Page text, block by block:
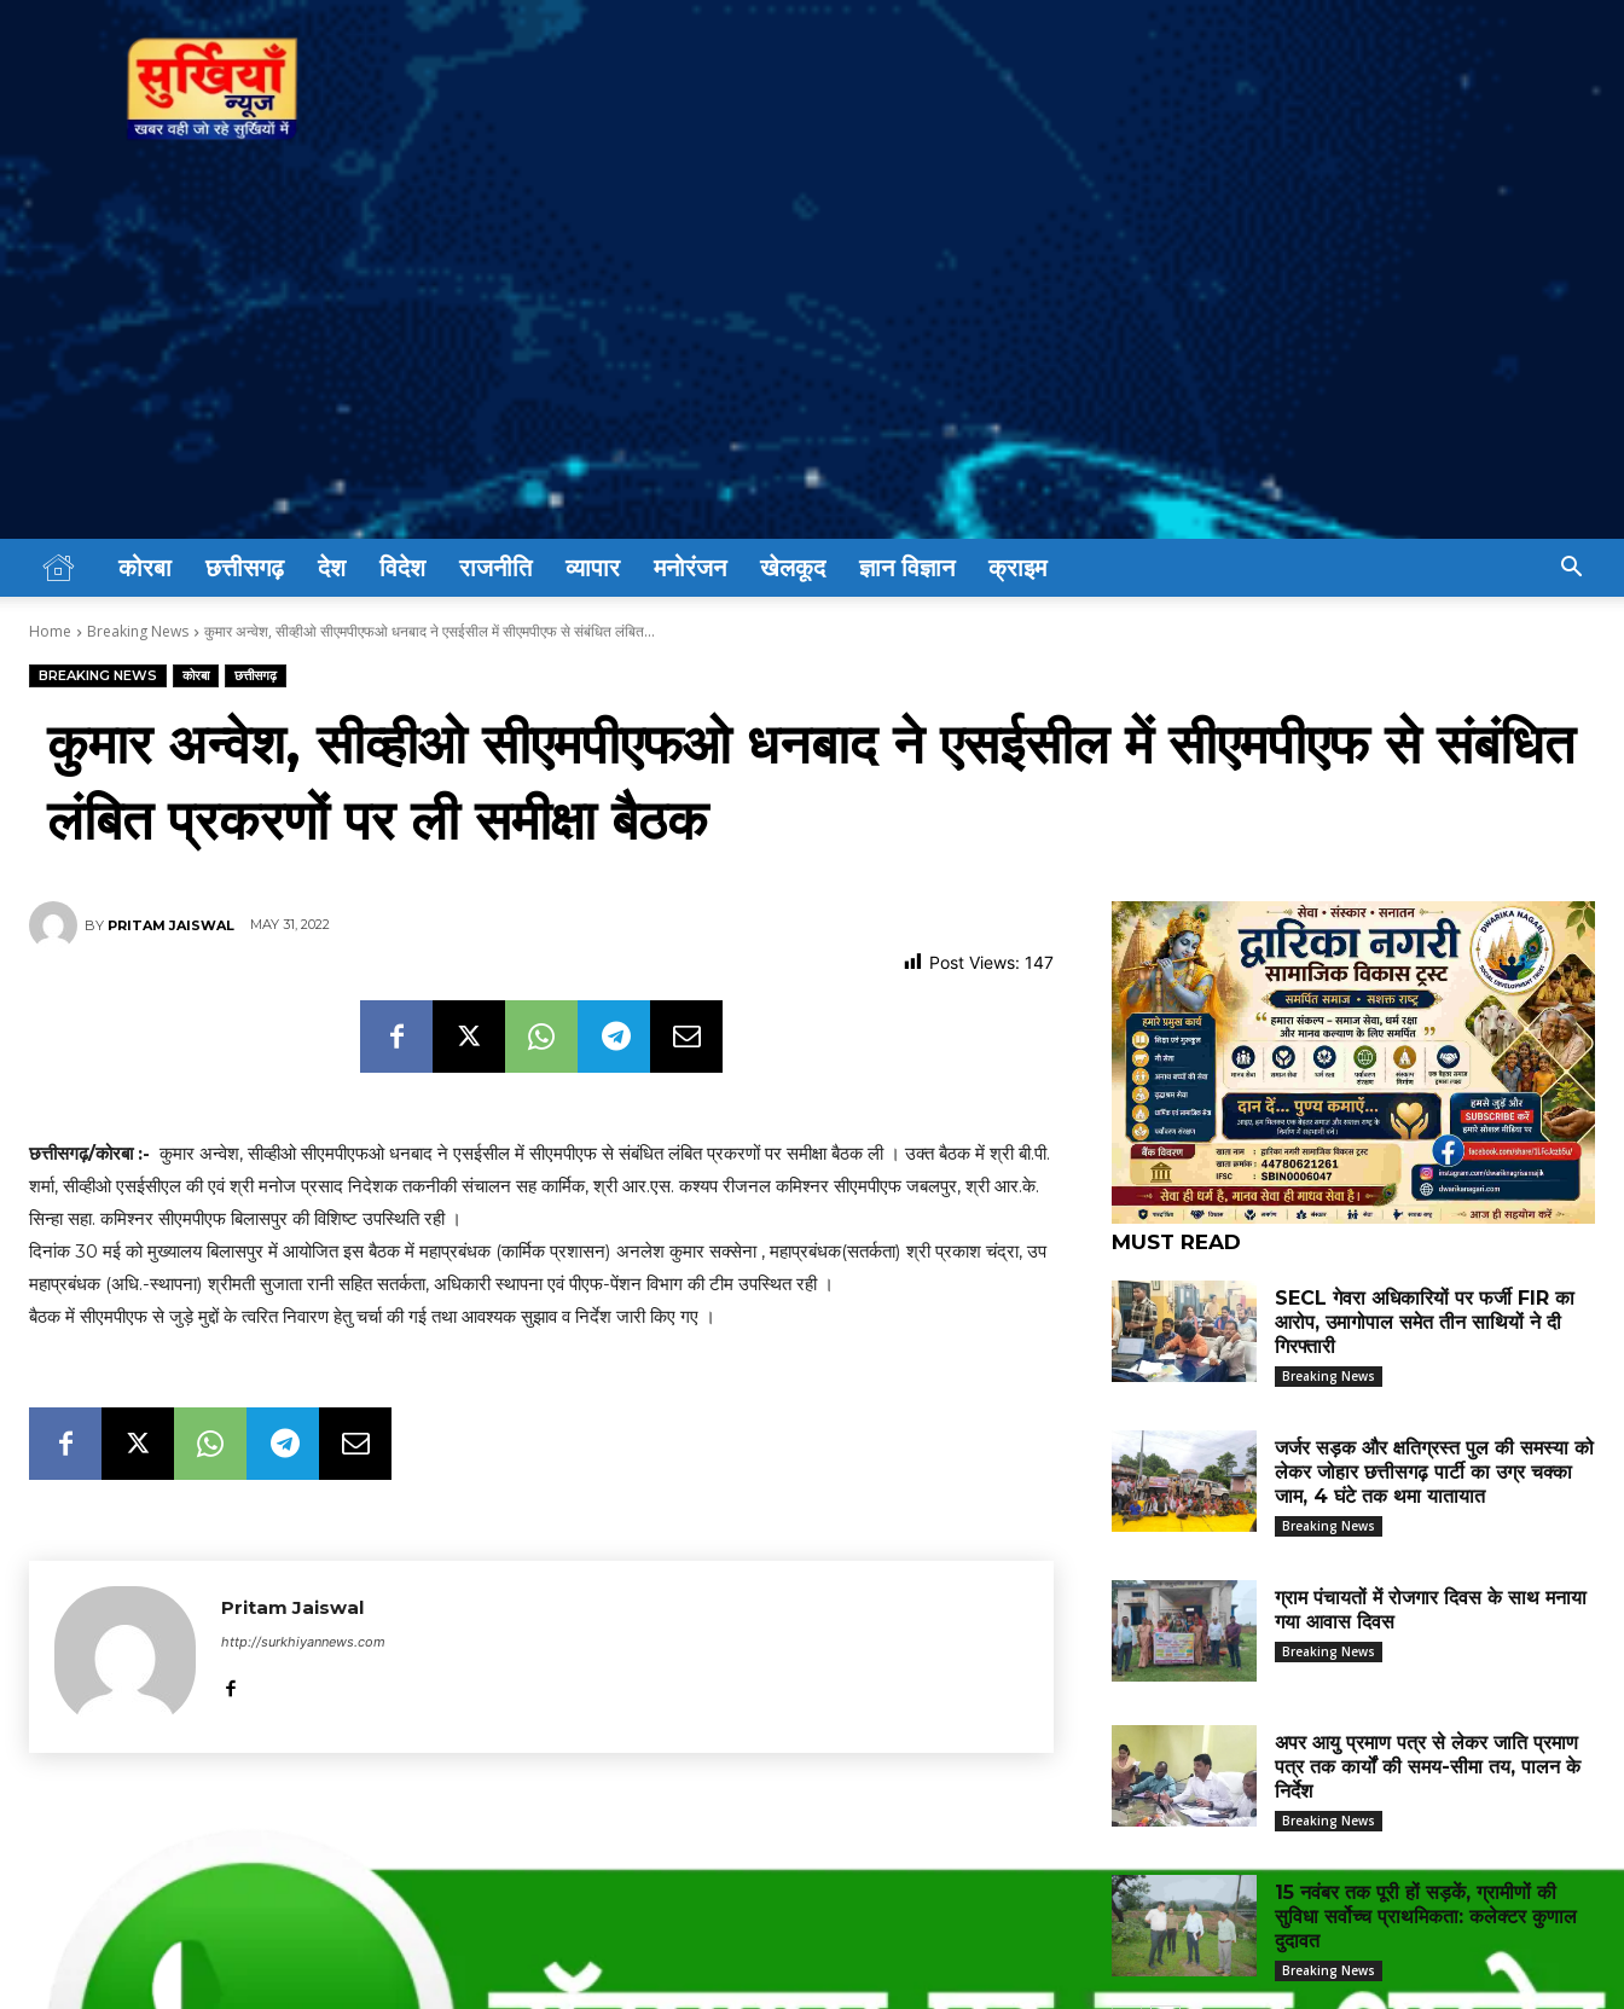
सुर्खियां
न्यूज़
कोरबा छत्तीसगढ़ देश विदेश राजनीति व्यापार मनोरंजन खेलकूद ज्ञान विज्ञान क्राइम
Home Breaking News कुमार अन्वेश, सीव्हीओ सीएमपीएफओ धनबाद ने एसईसील में सीएमपीएफ से संबंधित लंबित...
BREAKING NEWS कोरबा छत्तीसगढ़
कुमार अन्वेश, सीव्हीओ सीएमपीएफओ धनबाद ने एसईसील में सीएमपीएफ से संबंधित
लंबित प्रकरणों पर ली समीक्षा बैठक
BY PRITAM JAISWAL MAY 31, 2022
Post Views: 147
छत्तीसगढ़/कोरबा :- कुमार अन्वेश, सीव्हीओ सीएमपीएफओ धनबाद ने एसईसील में सीएमपीएफ से संबंधित लंबित प्रकरणों पर समीक्षा बैठक ली । उक्त बैठक में श्री बी.पी.
शर्मा, सीव्हीओ एसईसीएल की एवं श्री मनोज प्रसाद निदेशक तकनीकी संचालन सह कार्मिक, श्री आर.एस. कश्यप रीजनल कमिश्नर सीएमपीएफ जबलपुर, श्री आर.के.
सिन्हा सहा. कमिश्नर सीएमपीएफ बिलासपुर की विशिष्ट उपस्थिति रही ।
दिनांक 30 मई को मुख्यालय बिलासपुर में आयोजित इस बैठक में महाप्रबंधक (कार्मिक प्रशासन) अनलेश कुमार सक्सेना , महाप्रबंधक(सतर्कता) श्री प्रकाश चंद्रा, उप
महाप्रबंधक (अधि.-स्थापना) श्रीमती सुजाता रानी सहित सतर्कता, अधिकारी स्थापना एवं पीएफ-पेंशन विभाग की टीम उपस्थित रही ।
बैठक में सीएमपीएफ से जुड़े मुद्दों के त्वरित निवारण हेतु चर्चा की गई तथा आवश्यक सुझाव व निर्देश जारी किए गए ।
Pritam Jaiswal
http://surkhiyannews.com
MUST READ
SECL गेवरा अधिकारियों पर फर्जी FIR का
आरोप, उमागोपाल समेत तीन साथियों ने दी
गिरफ्तारी
Breaking News
जर्जर सड़क और क्षतिग्रस्त पुल की समस्या को
लेकर जोहार छत्तीसगढ़ पार्टी का उग्र चक्का
जाम, 4 घंटे तक थमा यातायात
Breaking News
ग्राम पंचायतों में रोजगार दिवस के साथ मनाया
गया आवास दिवस
Breaking News
अपर आयु प्रमाण पत्र से लेकर जाति प्रमाण
पत्र तक कार्यों की समय-सीमा तय, पालन के
निर्देश
Breaking News
15 नवंबर तक पूरी हों सड़कें, ग्रामीणों की
सुविधा सर्वोच्च प्राथमिकता: कलेक्टर कुणाल
दुदावत
Breaking News